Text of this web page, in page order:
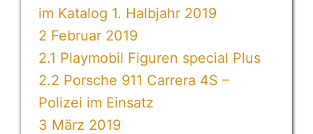
im Katalog 1. Halbjahr 2019
2 Februar 2019
2.1 Playmobil Figuren special Plus
2.2 Porsche 911 Carrera 4S –
Polizei im Einsatz
3 März 2019